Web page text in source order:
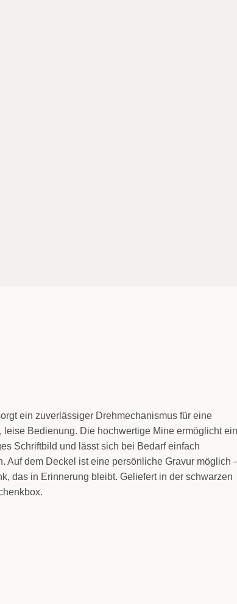
ein zuverlässiger Drehmechanismus für eine
leise Bedienung. Die hochwertige Mine ermöglicht ein
Schriftbild und lässt sich bei Bedarf einfach
Auf dem Deckel ist eine persönliche Gravur möglich
das in Erinnerung bleibt. Geliefert in der schwarzen